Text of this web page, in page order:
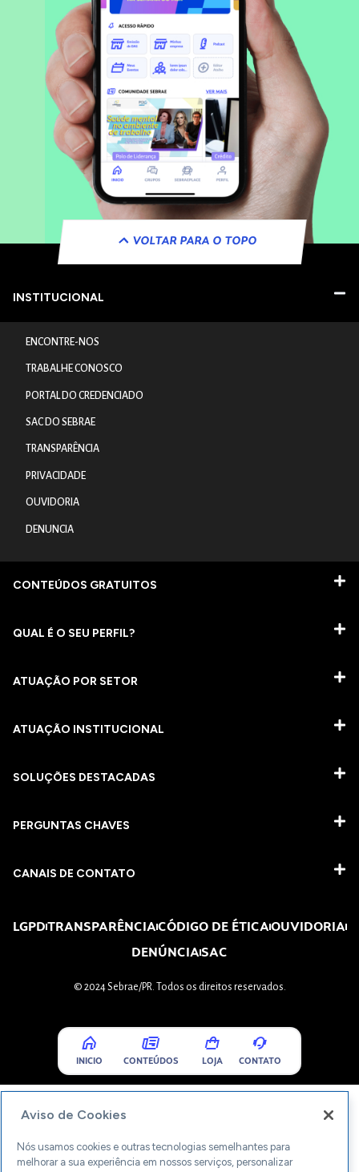
VOLTAR PARA O TOPO
INSTITUCIONAL
ENCONTRE-NOS
TRABALHE CONOSCO
PORTAL DO CREDENCIADO
SAC DO SEBRAE
TRANSPARÊNCIA
PRIVACIDADE
OUVIDORIA
DENUNCIA
CONTEÚDOS GRATUITOS
QUAL É O SEU PERFIL?
ATUAÇÃO POR SETOR
ATUAÇÃO INSTITUCIONAL
SOLUÇÕES DESTACADAS
PERGUNTAS CHAVES​
CANAIS DE CONTATO
LGPDTRANSPARÊNCIACÓDIGO DE ÉTICAOUVIDORIA
DENÚNCIASAC
© 2024 Sebrae/PR. Todos os direitos reservados.
INICIO CONTEÚDOS LOJA CONTATO
Aviso de Cookies
Nós usamos cookies e outras tecnologias semelhantes para
melhorar a sua experiência em nossos serviços, personalizar